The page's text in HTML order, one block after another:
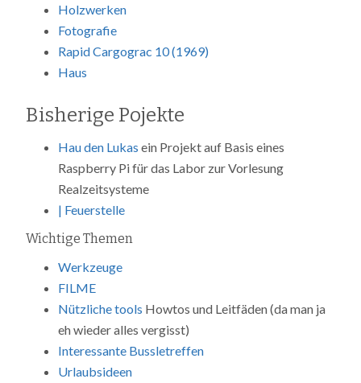
Holzwerken
Fotografie
Rapid Cargograc 10 (1969)
Haus
Bisherige Pojekte
Hau den Lukas ein Projekt auf Basis eines
Raspberry Pi für das Labor zur Vorlesung
Realzeitsysteme
| Feuerstelle
Wichtige Themen
Werkzeuge
FILME
Nützliche tools Howtos und Leitfäden (da man ja
eh wieder alles vergisst)
Interessante Bussletreffen
Urlaubsideen